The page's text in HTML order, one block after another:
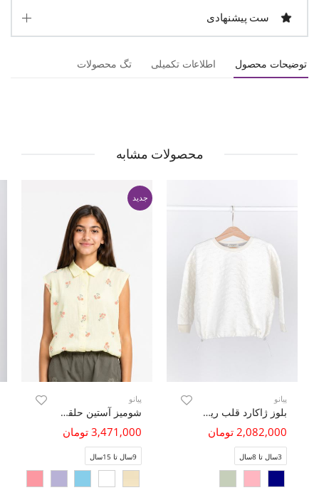
ست پیشنهادی
توضیحات محصول اطلاعات تکمیلی تگ محصولات
محصولات مشابه
پیانو
بلوز ژاکارد قلب ریز دمپا گت دار
2,082,000 تومان
3سال تا 8سال
جدید
پیانو
شومیز آستین حلقه ای لینن اسلپ
3,471,000 تومان
9سال تا 15سال